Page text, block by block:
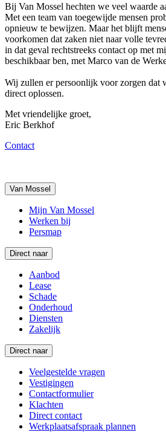
Bij Van Mossel hechten we veel waarde
Met een team van toegewijde mensen
opnieuw te bewijzen. Maar het blijft
voorkomen dat zaken niet naar volle
in dat geval rechtstreeks contact op met
beschikbaar ben, met Marco van de
Wij zullen er persoonlijk voor zorgen dat
direct oplossen.
Met vriendelijke groet,
Eric Berkhof
Contact
Van Mossel
Mijn Van Mossel
Werken bij
Persmap
Direct naar
Aanbod
Lease
Schade
Onderhoud
Diensten
Zakelijk
Direct naar
Veelgestelde vragen
Vestigingen
Contactformulier
Klachten
Direct contact
Werkplaatsafspraak plannen